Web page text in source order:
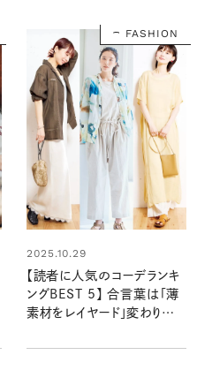
FASHION
2025.10.29
【読者に人気のコーデランキ
ングBEST 5】 合言葉は「薄
素材をレイヤード」変わりや
分！：リンネル2025年10月